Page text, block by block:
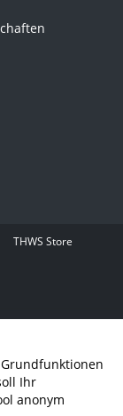
Ihr
anonym
THWS Store